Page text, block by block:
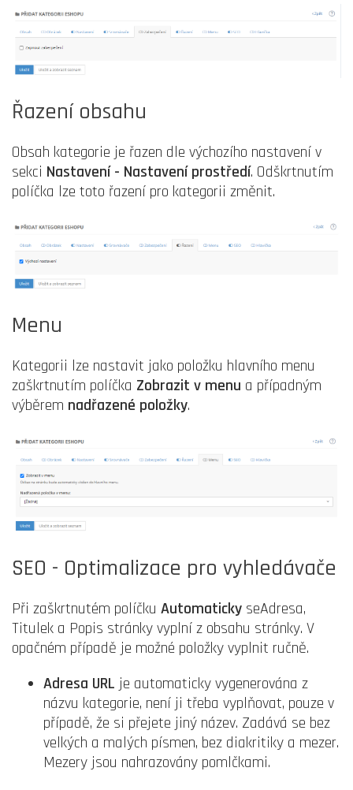
Řazení obsahu
Obsah kategorie je řazen dle výchozího nastavení v
sekci Nastavení - Nastavení prostředí. Odškrtnutím
políčka lze toto řazení pro kategorii změnit.
Menu
Kategorii lze nastavit jako položku hlavního menu
zaškrtnutím políčka Zobrazit v menu a případným
výběrem nadřazené položky.
SEO - Optimalizace pro vyhledávače
Při zaškrtnutém políčku Automaticky seAdresa,
Titulek a Popis stránky vyplní z obsahu stránky. V
opačném případě je možné položky vyplnit ručně.
Adresa URL je automaticky vygenerována z
názvu kategorie, není ji třeba vyplňovat, pouze v
případě, že si přejete jiný název. Zadává se bez
velkých a malých písmen, bez diakritiky a mezer.
Mezery jsou nahrazovány pomlčkami.